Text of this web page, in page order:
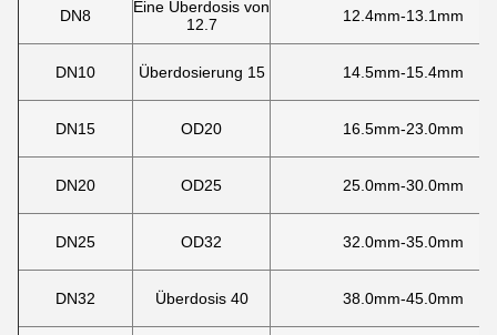
DN8
Eine Überdosis von
12.7
12.4mm-13.1mm
DN10 Überdosierung 15 14.5mm-15.4mm
DN15 OD20 16.5mm-23.0mm
DN20 OD25 25.0mm-30.0mm
DN25 OD32 32.0mm-35.0mm
DN32 Überdosis 40 38.0mm-45.0mm